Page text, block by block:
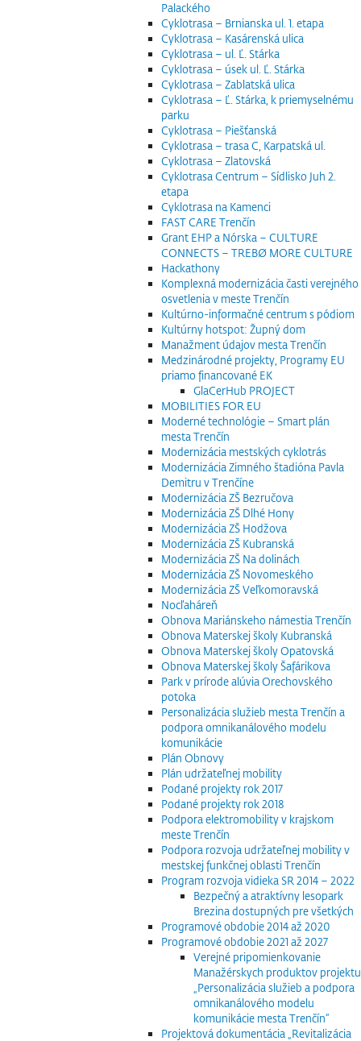
Palackého
Cyklotrasa – Brnianska ul. 1. etapa
Cyklotrasa – Kasárenská ulica
Cyklotrasa – ul. Ľ. Stárka
Cyklotrasa – úsek ul. Ľ. Stárka
Cyklotrasa – Zablatská ulica
Cyklotrasa – Ľ. Stárka, k priemyselnému
parku
Cyklotrasa – Piešťanská
Cyklotrasa – trasa C, Karpatská ul.
Cyklotrasa – Zlatovská
Cyklotrasa Centrum – Sídlisko Juh 2.
etapa
Cyklotrasa na Kamenci
FAST CARE Trenčín
Grant EHP a Nórska – CULTURE
CONNECTS – TREBØ MORE CULTURE
Hackathony
Komplexná modernizácia časti verejného
osvetlenia v meste Trenčín
Kultúrno-informačné centrum s pódiom
Kultúrny hotspot: Župný dom
Manažment údajov mesta Trenčín
Medzinárodné projekty, Programy EU
priamo financované EK
GlaCerHub PROJECT
MOBILITIES FOR EU
Moderné technológie – Smart plán
mesta Trenčín
Modernizácia mestských cyklotrás
Modernizácia Zimného štadióna Pavla
Demitru v Trenčíne
Modernizácia ZŠ Bezručova
Modernizácia ZŠ Dlhé Hony
Modernizácia ZŠ Hodžova
Modernizácia ZŠ Kubranská
Modernizácia ZŠ Na dolinách
Modernizácia ZŠ Novomeského
Modernizácia ZŠ Veľkomoravská
Nocľaháreň
Obnova Mariánskeho námestia Trenčín
Obnova Materskej školy Kubranská
Obnova Materskej školy Opatovská
Obnova Materskej školy Šafárikova
Park v prírode alúvia Orechovského
potoka
Personalizácia služieb mesta Trenčín a
podpora omnikanálového modelu
komunikácie
Plán Obnovy
Plán udržateľnej mobility
Podané projekty rok 2017
Podané projekty rok 2018
Podpora elektromobility v krajskom
meste Trenčín
Podpora rozvoja udržateľnej mobility v
mestskej funkčnej oblasti Trenčín
Program rozvoja vidieka SR 2014 – 2022
Bezpečný a atraktívny lesopark
Brezina dostupných pre všetkých
Programové obdobie 2014 až 2020
Programové obdobie 2021 až 2027
Verejné pripomienkovanie
Manažérskych produktov projektu
„Personalizácia služieb a podpora
omnikanálového modelu
komunikácie mesta Trenčín“
Projektová dokumentácia „Revitalizácia